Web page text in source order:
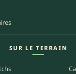
SUR LE TERRAIN